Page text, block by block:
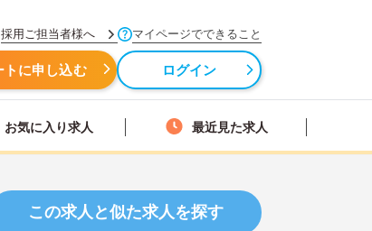
採用ご担当者様へ マイページでできること
トに申し込む ログイン
お気に入り求人 最近見た求人
この求人と似た求人を探す